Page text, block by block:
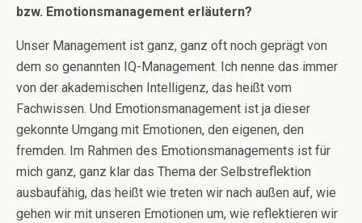
bzw. Emotionsmanagement erläutern?
Unser Management ist ganz, ganz oft noch geprägt von
dem so genannten IQ-Management. Ich nenne das immer
von der akademischen Intelligenz, das heißt vom
Fachwissen. Und Emotionsmanagement ist ja dieser
gekonnte Umgang mit Emotionen, den eigenen, den
fremden. Im Rahmen des Emotionsmanagements ist für
mich ganz, ganz klar das Thema der Selbstreflektion
ausbaufähig, das heißt wie treten wir nach außen auf, wie
gehen wir mit unseren Emotionen um, wie reflektieren wir